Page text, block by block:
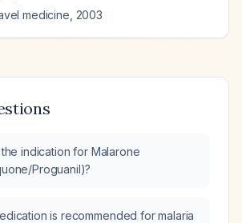
medicine 2003
indication for Malarone
Proguanil)?
is recommended for malaria